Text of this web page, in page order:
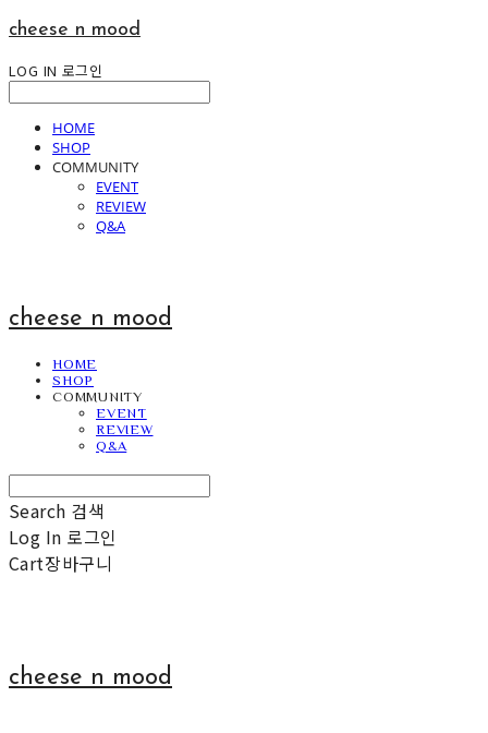
cheese n mood
LOG IN 로그인
HOME
SHOP
COMMUNITY
EVENT
REVIEW
Q&A
cheese n mood
HOME
SHOP
COMMUNITY
EVENT
REVIEW
Q&A
Search 검색
Log In 로그인
Cart장바구니
cheese n mood